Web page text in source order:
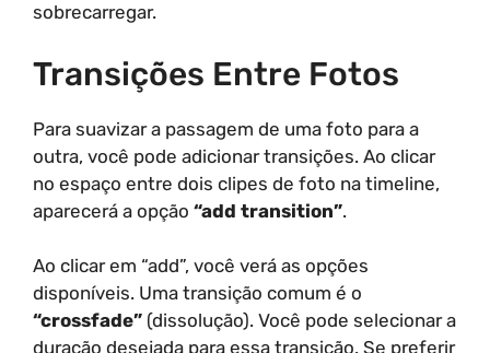
sobrecarregar.
Transições Entre Fotos
Para suavizar a passagem de uma foto para a
outra, você pode adicionar transições. Ao clicar
no espaço entre dois clipes de foto na timeline,
aparecerá a opção “add transition”.
Ao clicar em “add”, você verá as opções
disponíveis. Uma transição comum é o
“crossfade” (dissolução). Você pode selecionar a
duração desejada para essa transição. Se preferir